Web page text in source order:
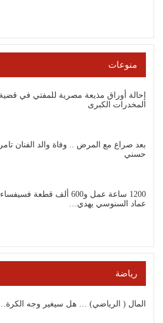
منوعات
إحالة أوراق مذيعة مصرية للمفتي في قضية
المخدرات الكبرى
بعد صراع مع المرض .. وفاة والد الفنان تامر
حسني
1200 ساعة عمل و600 ألف قطعة
عماد السنوسي يهدي…
رياضة
المال ( الرياضي) … هل سيغير وجه